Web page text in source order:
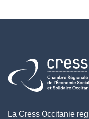
Retour à l'accueil
La Cress Occitanie